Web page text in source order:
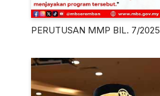
PERUTUSAN MMP BIL. 7/2025